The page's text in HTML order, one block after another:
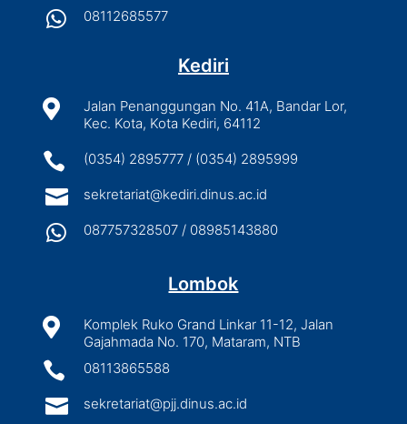
 08112685577
Kediri

Jalan Penanggungan No. 41A, Bandar Lor,
Kec. Kota, Kota Kediri, 64112
 (0354) 2895777 / (0354) 2895999
 sekretariat@kediri.dinus.ac.id
 087757328507 / 08985143880
Lombok

Komplek Ruko Grand Linkar 11-12, Jalan
Gajahmada No. 170, Mataram, NTB
 08113865588
 sekretariat@pjj.dinus.ac.id